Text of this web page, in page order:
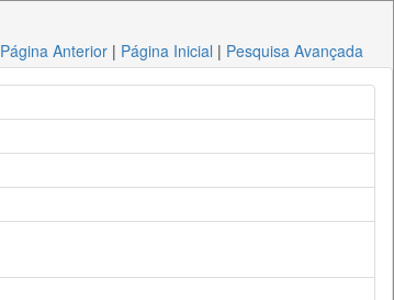
Página Anterior | Página Inicial | Pesquisa Avançada